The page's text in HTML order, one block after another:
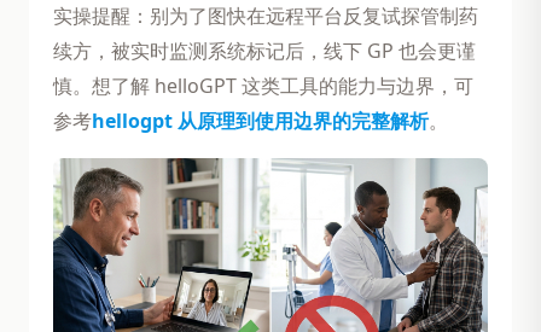
实操提醒：别为了图快在远程平台反复试探管制药
续方，被实时监测系统标记后，线下 GP 也会更谨
慎。想了解 helloGPT 这类工具的能力与边界，可
参考hellogpt 从原理到使用边界的完整解析。